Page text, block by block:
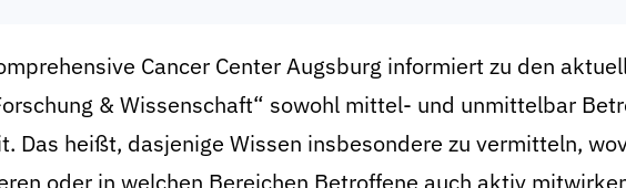
Cancer Center Augsburg informiert zu den
& Wissenschaft“ sowohl mittel- und unmittelbar
Das heißt, dasjenige Wissen insbesondere zu vermitteln,
oder in welchen Bereichen Betroffene auch aktiv